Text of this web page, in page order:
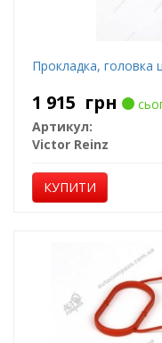
Прокладка, головка
1 915 грн
Артикул:
Victor Reinz
КУПИТИ